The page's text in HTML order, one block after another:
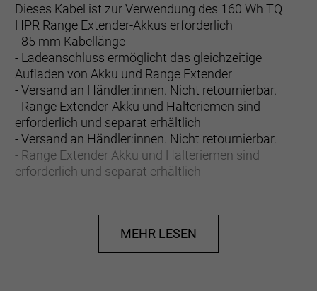
Dieses Kabel ist zur Verwendung des 160 Wh TQ
HPR Range Extender-Akkus erforderlich
- 85 mm Kabellänge
- Ladeanschluss ermöglicht das gleichzeitige
Aufladen von Akku und Range Extender
- Versand an Händler:innen. Nicht retournierbar.
- Range Extender-Akku und Halteriemen sind
erforderlich und separat erhältlich
- Versand an Händler:innen. Nicht retournierbar.
- Range Extender Akku und Halteriemen sind
erforderlich und separat erhältlich
MEHR LESEN